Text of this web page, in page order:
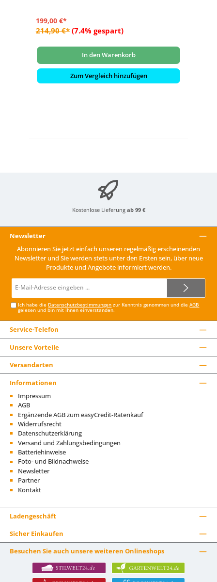
199,00 €*
214,90 €* (7.4% gespart)
In den Warenkorb
Zum Vergleich hinzufügen
Kostenlose Lieferung ab 99 €
Newsletter
Abonnieren Sie jetzt einfach unseren regelmäßig erscheinenden
Newsletter und Sie werden stets unter den Ersten sein, über neue
Produkte und Angebote informiert werden.
Mail-
Ich habe die Datenschutzbestimmungen zur Kenntnis genommen und dieAGB
gelesen und bin mit ihnen einverstanden.
Service-Telefon
Unsere Vorteile
Versandarten
Informationen
Impressum
AGB
Ergänzende AGB zum easyCredit-Ratenkauf
Widerrufsrecht
Datenschutzerklärung
Versand und Zahlungsbedingungen
Batteriehinweise
Foto- und Bildnachweise
Newsletter
Partner
Kontakt
Ladengeschäft
Sicher Einkaufen
Besuchen Sie auch unsere weiteren Onlineshops